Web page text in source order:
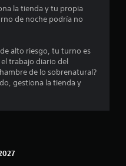
la tienda y tu propia
de noche podría no
alto riesgo, tu turno es
trabajo diario del
de lo sobrenatural?
gestiona la tienda y